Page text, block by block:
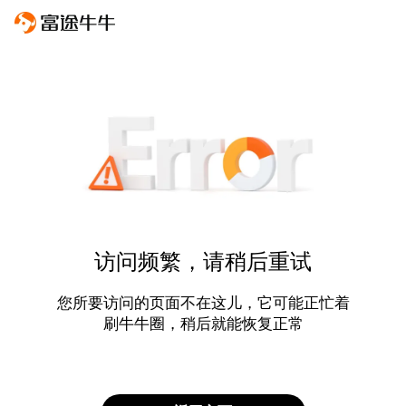
访问频繁，请稍后重试
您所要访问的页面不在这儿，它可能正忙着
刷牛牛圈，稍后就能恢复正常